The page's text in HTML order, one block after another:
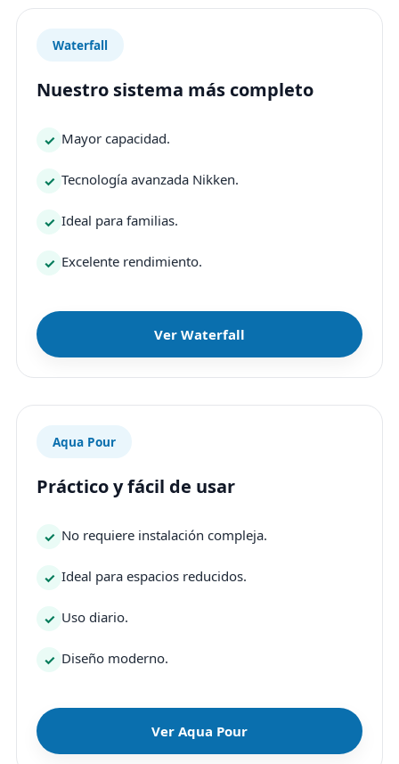
Waterfall
Nuestro sistema más completo
Mayor capacidad.
Tecnología avanzada Nikken.
Ideal para familias.
Excelente rendimiento.
Ver Waterfall
Aqua Pour
Práctico y fácil de usar
No requiere instalación compleja.
Ideal para espacios reducidos.
Uso diario.
Diseño moderno.
Ver Aqua Pour